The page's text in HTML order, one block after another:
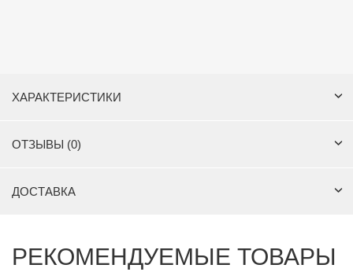
ХАРАКТЕРИСТИКИ
ОТЗЫВЫ (0)
ДОСТАВКА
РЕКОМЕНДУЕМЫЕ ТОВАРЫ